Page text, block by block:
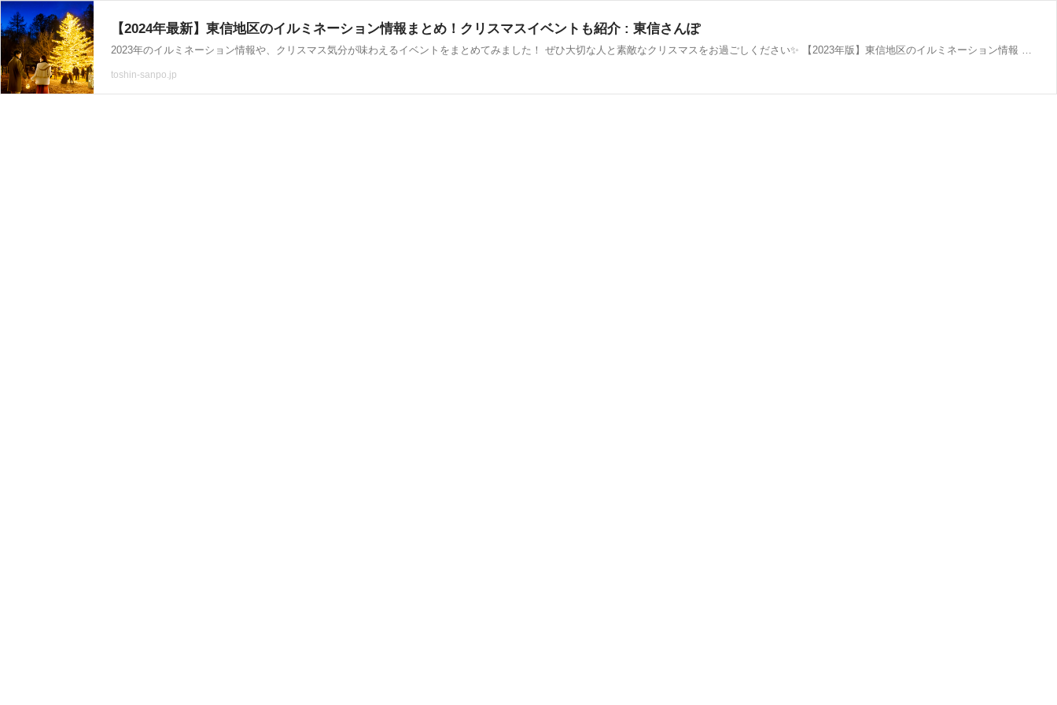
【2024年最新】東信地区のイルミネーション情報まとめ！クリスマスイベントも紹介 : 東信さんぽ
2023年のイルミネーション情報や、クリスマス気分が味わえるイベントをまとめてみました！ ぜひ大切な人と素敵なクリスマスをお過ごしください✨ 【2023年版】東信地区のイルミネーション情報 軽井沢プリンスショッピングプラザ（11月1日〜） 期間2023年11月1日（水）～
toshin-sanpo.jp